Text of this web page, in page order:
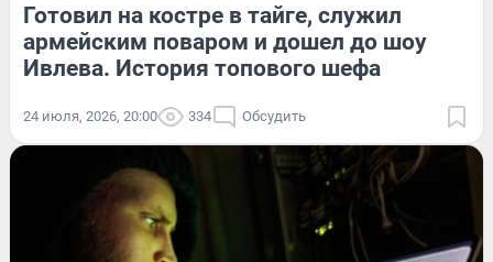
Готовил на костре в тайге, служил
армейским поваром и дошел до шоу
Ивлева. История топового шефа
24 июля, 2026, 20:00 334 Обсудить